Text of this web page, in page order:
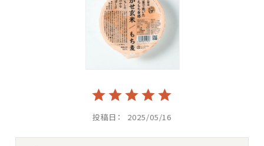
投稿日 2025/05/16